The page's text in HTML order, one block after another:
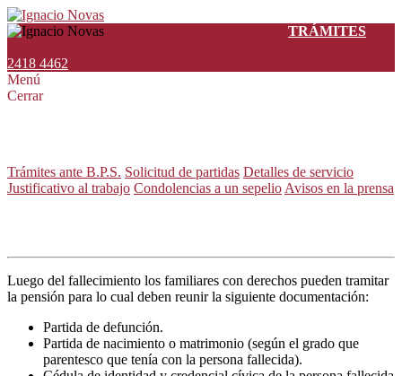
TRÁMITES
2418 4462
Menú
Cerrar
Trámites ante B.P.S. Solicitud de partidas Detalles de servicio
Justificativo al trabajo Condolencias a un sepelio Avisos en la prensa
Luego del fallecimiento los familiares con derechos pueden tramitar
la pensión para lo cual deben reunir la siguiente documentación:
Partida de defunción.
Partida de nacimiento o matrimonio (según el grado que
parentesco que tenía con la persona fallecida).